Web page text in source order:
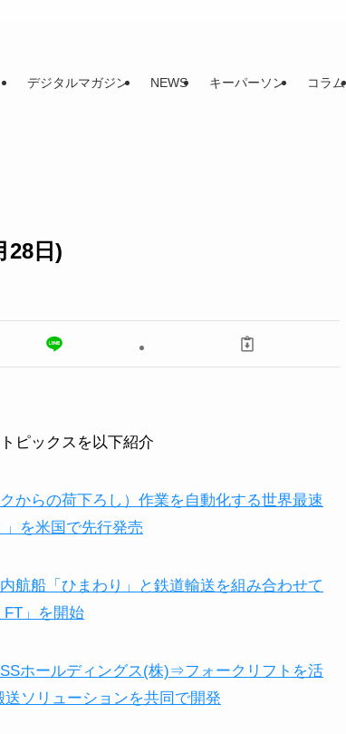
デジタルマガジン NEWS キーパーソン コラム
28日)
ピックスを以下紹介
からの荷下ろし）作業を自動化する世界最速
を米国で先行発売
航船「ひまわり」と鉄道輸送を組み合わせて
」を開始
ホールディングス(株)⇒フォークリフトを活
ソリューションを共同で開発